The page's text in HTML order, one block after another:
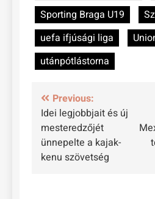
Sporting Braga U19
uefa ifjúsági liga
utánpótlástorna
Bejegyzés
navigáció
Previous:
Idei legjobbjait és új
mesteredzőjét
ünnepelte a kajak-
kenu szövetség